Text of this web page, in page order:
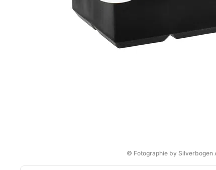
© Fotographie by Silverbogen